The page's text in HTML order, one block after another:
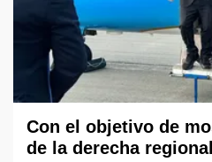
Con el objetivo de
de la derecha